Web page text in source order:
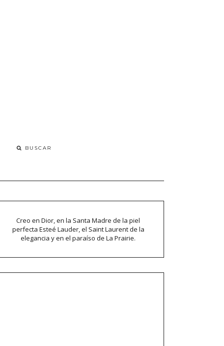
Creo en Dior, en la Santa Madre de la piel
perfecta Esteé Lauder, el Saint Laurent de la
elegancia y en el paraíso de La Prairie.